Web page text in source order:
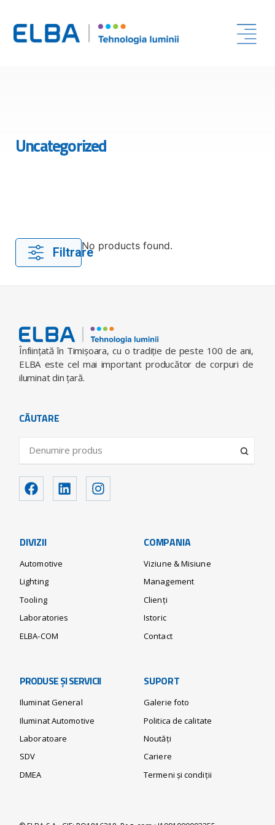
Uncategorized
FiltrareNo products found.
Înfiinţată în Timişoara, cu o tradiţie de peste 100 de ani,
ELBA este cel mai important producător de corpuri de
iluminat din ţară.
CĂUTARE
DIVIZII
Automotive
Lighting
Tooling
Laboratories
ELBA-COM
COMPANIA
Viziune & Misiune
Management
Clienți
Istoric
Contact
PRODUSE ȘI SERVICII
Iluminat General
Iluminat Automotive
Laboratoare
SDV
DMEA
SUPORT
Galerie foto
Politica de calitate
Noutăți
Cariere
Termeni și condiții